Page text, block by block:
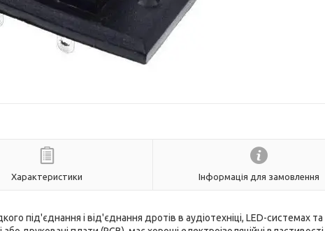
Характеристики Інформація для замовлення
під'єднання і від'єднання дротів в аудіотехніці, LED-системах та